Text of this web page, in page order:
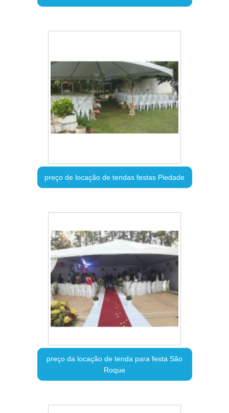
preço de locação de tendas festas Piedade
preço da locação de tenda para festa São
Roque